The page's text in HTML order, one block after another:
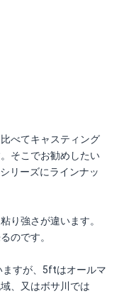
べてキャスティング
そこでお勧めしたい
リーズにラインナッ
り強さが違います。
のです。
すが、5ftはオールマ
、又はボサ川では